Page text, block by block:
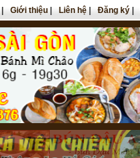
Giới thiệu Liên hệ Đăng ký